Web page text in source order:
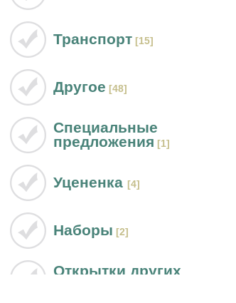
Транспорт [15]
Другое [48]
Специальные
предложения [1]
Уцененка [4]
Наборы [2]
Открытки других